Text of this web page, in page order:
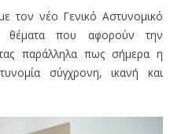
τον νέο Γενικό Αστυνομικό
θέματα που αφορούν την
παράλληλα πως σήμερα η
σύγχρονη, ικανή και